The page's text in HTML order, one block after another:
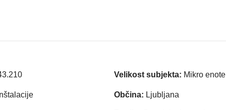
Velikost subjekta: Mikro enote
Občina: Ljubljana